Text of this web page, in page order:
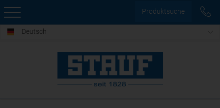
Produktsuche
Deutsch